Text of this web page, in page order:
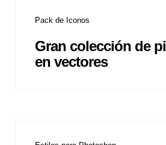
Pack de Iconos
Gran colección de
en vectores